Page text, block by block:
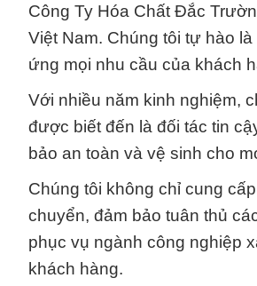
Công Ty Hóa Chất Đắc
Việt Nam. Chúng tôi tự hào
ứng mọi nhu cầu của khách
Với nhiều năm kinh nghiệm,
được biết đến là đối tác tin
bảo an toàn và vệ sinh cho
Chúng tôi không chỉ cung
chuyển, đảm bảo tuân thủ
phục vụ ngành công nghiệp
khách hàng.